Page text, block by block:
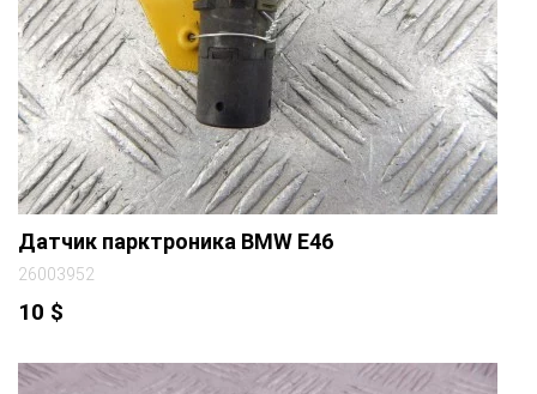
Датчик парктроника BMW E46
26003952
10 $